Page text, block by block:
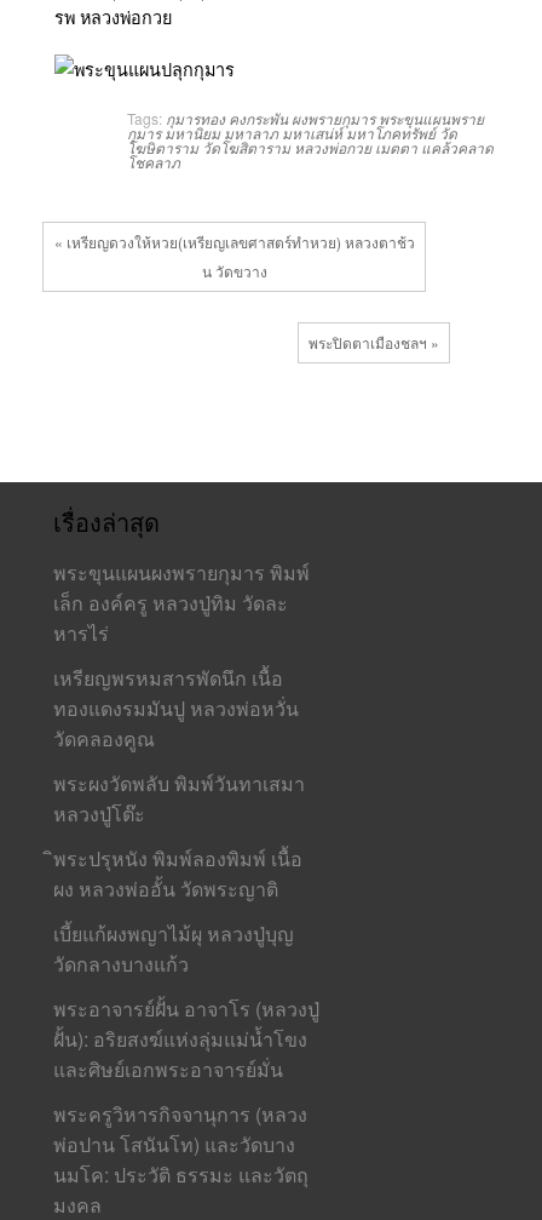
Tags: กุมารทอง คงกระพัน ผงพรายกุมาร พระขุนแผนพราย
กุมาร มหานิยม มหาลาภ มหาเสน่ห์มหาโภคทรัพย์ วัด
โฆษิตาราม วัดโฆสิตาราม หลวงพ่อกวย เมตตา แคล้วคลาด
โชคลาภ
« เหรียญดวงให้หวย(เหรียญเลขศาสตร์ทำหวย) หลวงตาช้ว
น วัดขวาง
พระปิดตาเมืองชลฯ »
เรื่องล่าสุด
พระขุนแผนผงพรายกุมาร พิมพ์
เล็ก องค์ครู หลวงปู่ทิม วัดละ
หารไร่
เหรียญพรหมสารพัดนึก เนื้อ
ทองแดงรมมันปู หลวงพ่อหวั่น
วัดคลองคูณ
พระผงวัดพลับ พิมพ์วันทาเสมา
หลวงปู่โต๊ะ
ิพระปรุหนัง พิมพ์ลองพิมพ์ เนื้อ
ผง หลวงพ่ออั้น วัดพระญาติ
เบี้ยแก้ผงพญาไม้ผุ หลวงปู่บุญ
วัดกลางบางแก้ว
พระอาจารย์ฝั้น อาจาโร (หลวงปู่
ฝั้น): อริยสงฆ์แห่งลุ่มแม่น้ำโขง
และศิษย์เอกพระอาจารย์มั่น
พระครูวิหารกิจจานุการ (หลวง
พ่อปาน โสนันโท) และวัดบาง
นมโค: ประวัติ ธรรมะ และวัตถุ
มงคล